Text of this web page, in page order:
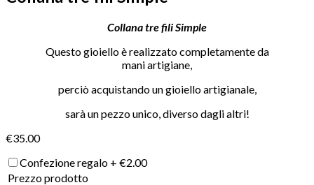
Collana tre fili Simple
Questo gioiello è realizzato completamente da
mani artigiane,
perciò acquistando un gioiello artigianale,
sarà un pezzo unico, diverso dagli altri!
€35.00
Confezione regalo + €2.00
Prezzo prodotto